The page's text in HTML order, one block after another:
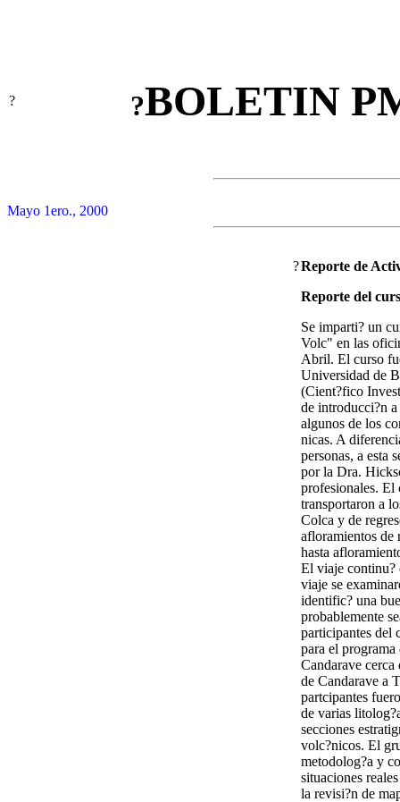
? ?BOLETIN
Mayo 1ero., 2000
?Reporte de
Reporte del
Se imparti? un
Volc" en las
Abril. El curso
Universidad de
(Cient?fico
de introducci?n
algunos de los
nicas. A
personas, a esta
por la Dra.
profesionales. El
transportaron a
Colca y de
afloramientos de
hasta
El viaje continu?
viaje se
identific? una
probablemente
participantes del
para el programa
Candarave
de Candarave a
partcipantes
de varias
secciones
volc?nicos. El
metodolog?a y
situaciones
la revisi?n de